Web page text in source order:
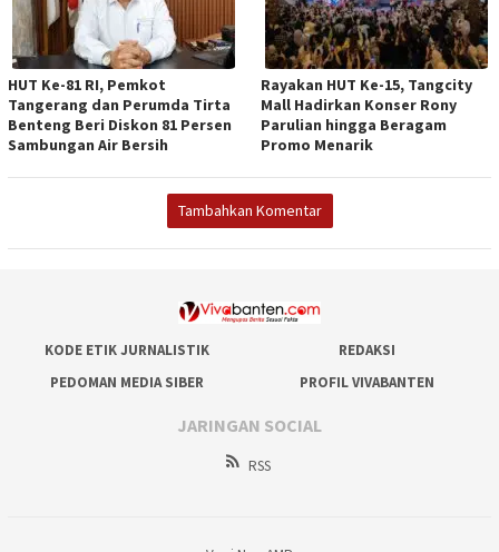
HUT Ke-81 RI, Pemkot
Tangerang dan Perumda Tirta
Benteng Beri Diskon 81 Persen
Sambungan Air Bersih
Rayakan HUT Ke-15, Tangcity
Mall Hadirkan Konser Rony
Parulian hingga Beragam
Promo Menarik
Tambahkan Komentar
KODE ETIK JURNALISTIK
REDAKSI
PEDOMAN MEDIA SIBER
PROFIL VIVABANTEN
JARINGAN SOCIAL
RSS